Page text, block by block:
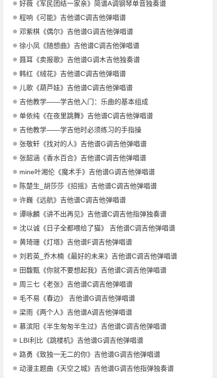
好薇《军民团结一家亲》简谱A调钢琴单音独奏谱
程响《可能》吉他谱C调吉他弹唱谱
邓紫棋《偶尔》吉他谱G调吉他弹唱谱
徐小凤《随想曲》吉他谱C调吉他弹唱谱
聂耳《卖报歌》吉他谱G调木吉他独奏谱
韩红《绒花》吉他谱C调吉他弹唱谱
儿歌《葫芦娃》吉他谱C调吉他弹唱谱
吉他教学——学吉他入门：乐曲的基本组成
单依纯《在夜里跳舞》吉他谱C调吉他弹唱谱
吉他教学——学吉他时必须练习的手指操
张敬轩《找对的人》吉他谱G调吉他弹唱谱
张韶涵《香水百合》吉他谱C调吉他弹唱谱
mine叶湘伦《魔术手》吉他谱G调吉他弹唱谱
陈楚生_胡莎莎《招摇》吉他谱C调吉他弹唱谱
许巍《远航》吉他谱C调吉他弹唱谱
谭咏麟《讲不出再见》吉他谱C调吉他指弹独奏谱
沈以诚《日子全都喂给了猫》 吉他谱C调吉他弹唱谱
黄琦珊《灯塔》吉他谱F调吉他弹唱谱
刘若英_乔木楠《最好的未来》吉他谱C调吉他弹唱谱
田馥甄《你就不要想起我》吉他谱C调吉他弹唱谱
周三七《老张》吉他谱C调吉他弹唱谱
毛不易《春边》 吉他谱G调吉他弹唱谱
梁雨《两个人》吉他谱A调吉他弹唱谱
慕滨阳《半生匆匆半生过》吉他谱C调吉他弹唱谱
LBI利比《跳楼机》吉他谱G调吉他弹唱谱
路勇《致独一无二的你》吉他谱G调吉他弹唱谱
动漫主题曲《天空之城》吉他谱G调吉他指弹独奏谱